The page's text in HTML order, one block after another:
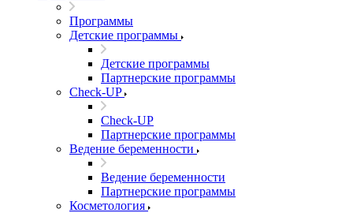
Программы
Детские программы
Детские программы
Партнерские программы
Check-UP
Check-UP
Партнерские программы
Ведение беременности
Ведение беременности
Партнерские программы
Косметология